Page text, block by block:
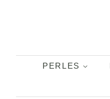
PERLES